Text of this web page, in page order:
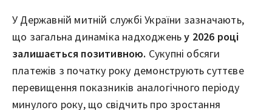
У Державній митній службі України зазначають,
що загальна динаміка надходженьу 2026 році
залишається позитивною. Сукупні обсяги
платежів з початку року демонструють суттєве
перевищення показників аналогічного періоду
минулого року, що свідчить про зростання